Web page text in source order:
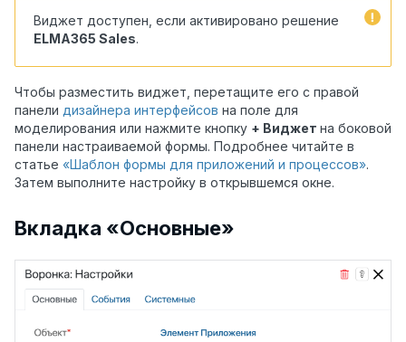
Виджет доступен, если активировано решение
ELMA365 Sales.
Чтобы разместить виджет, перетащите его с правой
панели дизайнера интерфейсов на поле для
моделирования или нажмите кнопку + Виджет на боковой
панели настраиваемой формы. Подробнее читайте в
статье «Шаблон формы для приложений и процессов».
Затем выполните настройку в открывшемся окне.
Вкладка «Основные»